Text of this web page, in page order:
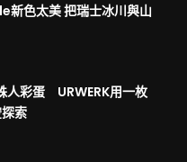
色太美 把瑞士冰川與山
彩蛋 URWERK用一枚
索